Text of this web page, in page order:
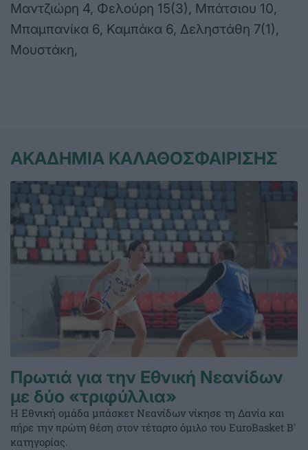
Μαντζιώρη 4, Φελούρη 15(3), Μπάτσιου 10,
Μπαμπανίκα 6, Καμπάκα 6, Δεληστάθη 7(1),
Μουστάκη,
ΑΚΑΔΗΜΙΑ ΚΑΛΑΘΟΣΦΑΙΡΙΣΗΣ
Πρωτιά για την Εθνική Νεανίδων
με δύο «τριφύλλια»
Η Εθνική ομάδα μπάσκετ Νεανίδων νίκησε τη Δανία και
πήρε την πρώτη θέση στον τέταρτο όμιλο του EuroBasket Β'
κατηγορίας.